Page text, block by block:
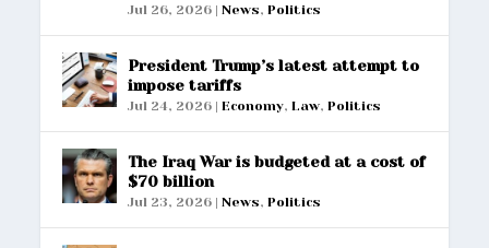
Jul 26, 2026 |News,Politics
President Trump’s latest attempt to
impose tariffs
Jul 24, 2026 |Economy,Law,Politics
The Iraq War is budgeted at a cost of
$70 billion
Jul 23, 2026 |News,Politics